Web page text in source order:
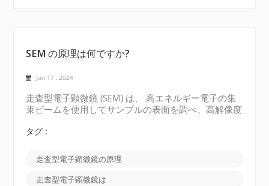
SEM の原理は何ですか?
Jun 17 , 2024
走査型電子顕微鏡 (SEM) は、 高エネルギー電子の集
束ビームを使用してサンプルの表面を調べ、高解像度
す。 電子源: SEM は、通常は加熱されたタングステ
して電子ビームを生成します。 電子ビーム生成: 電
子源から放出された電子は電界によって高エネルギー
に加速されます。電子は電磁レンズを使用して細いビ
タグ :
走査型電子顕微鏡の原理
走査型電子顕微鏡は